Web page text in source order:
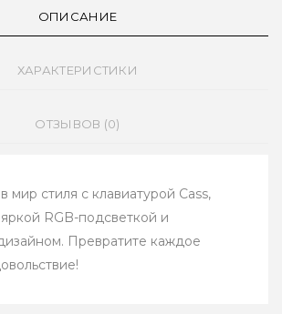
ОПИСАНИЕ
ХАРАКТЕРИСТИКИ
ОТЗЫВОВ (0)
мир стиля с клавиатурой Cass,
RGB-подсветкой и
Превратите каждое